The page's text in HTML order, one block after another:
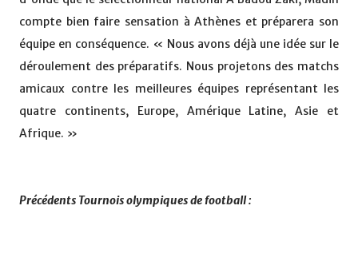
compte bien faire sensation à Athènes et préparera son
équipe en conséquence. « Nous avons déjà une idée sur le
déroulement des préparatifs. Nous projetons des matchs
amicaux contre les meilleures équipes représentant les
quatre continents, Europe, Amérique Latine, Asie et
Afrique. »
Précédents Tournois olympiques de football :